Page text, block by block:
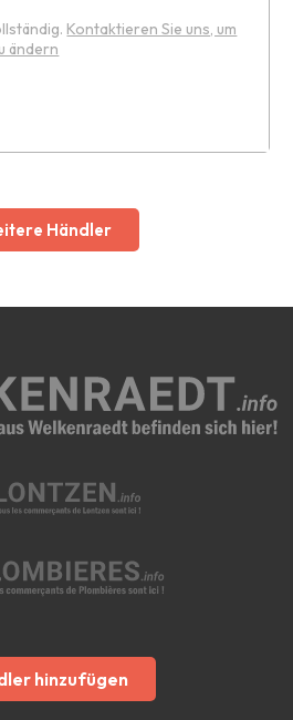
Kontaktieren Sie uns, um
ändern
Händler
hinzufügen